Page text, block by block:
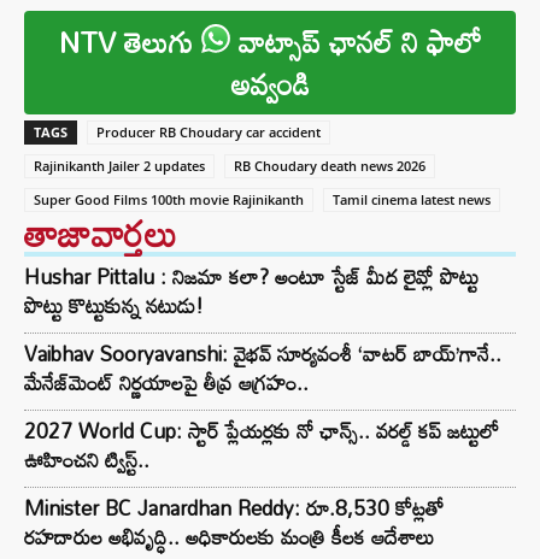
NTV తెలుగు వాట్సాప్ ఛానల్ ని ఫాలో
అవ్వండి
TAGS
Producer RB Choudary car accident
Rajinikanth Jailer 2 updates
RB Choudary death news 2026
Super Good Films 100th movie Rajinikanth
Tamil cinema latest news
తాజావార్తలు
Hushar Pittalu : నిజమా కలా? అంటూ స్టేజ్ మీద లైవ్లో పొట్టు
పొట్టు కొట్టుకున్న నటుడు!
Vaibhav Sooryavanshi: వైభవ్ సూర్యవంశీ ‘వాటర్ బాయ్’గానే..
మేనేజ్‌మెంట్ నిర్ణయాలపై తీవ్ర ఆగ్రహం..
2027 World Cup: స్టార్ ప్లేయర్లకు నో ఛాన్స్.. వరల్డ్ కప్ జట్టులో
ఊహించని ట్విస్ట్..
Minister BC Janardhan Reddy: రూ.8,530 కోట్లతో
రహదారుల అభివృద్ధి.. అధికారులకు మంత్రి కీలక ఆదేశాలు